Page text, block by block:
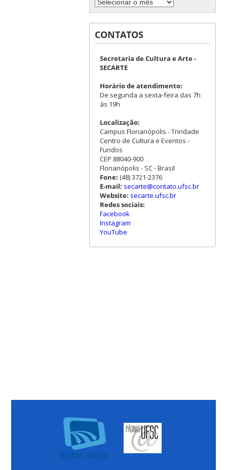
CONTATOS
Secretaria de Cultura e Arte -
SECARTE
Horário de atendimento:
De segunda a sexta-feira das 7h
às 19h
Localização:
Campus Florianópolis - Trindade
Centro de Cultura e Eventos -
Fundos
CEP 88040-900
Florianópolis - SC - Brasil
Fone: (48) 3721-2376
E-mail: secarte@contato.ufsc.br
Website: secarte.ufsc.br
Redes sociais:
Facebook
Instagram
YouTube